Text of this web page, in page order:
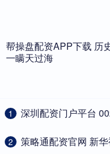
帮操盘配资APP下载 历
一瞒天过海
1 深圳配资门户平台
2 策略通配资官网 新